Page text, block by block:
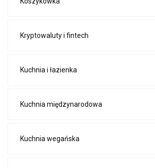
Kryptowaluty i fintech
Kuchnia i łazienka
Kuchnia międzynarodowa
Kuchnia wegańska